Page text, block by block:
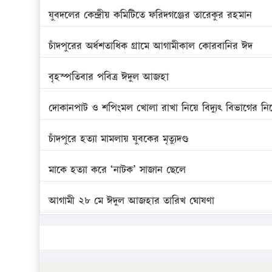
যুবদলের কেন্দ্রীয় কমিটিতে ফরিদগঞ্জের তারেকুর রহমান
চাঁদপুরের অর্ধশতাধিক গ্রামে আগামীকাল কোরবানির ঈদ
বৃহস্পতিবার পবিত্র ঈদুল আজহা
দোকানপাট ও শপিংমল খোলা রাখা নিয়ে বিদ্যুৎ বিভাগের
চাঁদপুরে হত্যা মামলায় যুবকের মৃত্যুদণ্ড
মাকে হত্যা করে ‘নাটক’ সাজান ছেলে
আগামী ২৮ মে ঈদুল আজহার তারিখ ঘোষণা